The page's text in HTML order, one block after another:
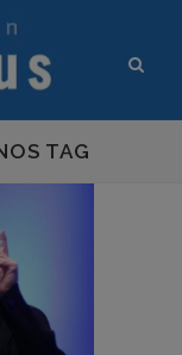
TAG